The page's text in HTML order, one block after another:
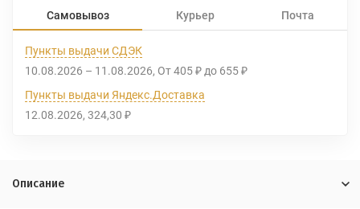
Самовывоз Курьер Почта
Пункты выдачи СДЭК
10.08.2026 – 11.08.2026 От 405 ₽ до 655 ₽
Пункты выдачи Яндекс.Доставка
12.08.2026 324,30 ₽
Описание